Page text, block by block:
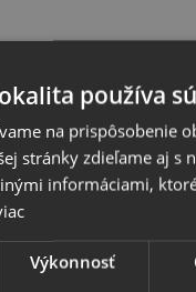
zvýrazňovačov,
paletu
ľudí o niečo
veľmi vysokých
v Českom Krumlove
používa
na prispôsobenie
stránky zdieľame aj
informáciami,
Výkonnosť